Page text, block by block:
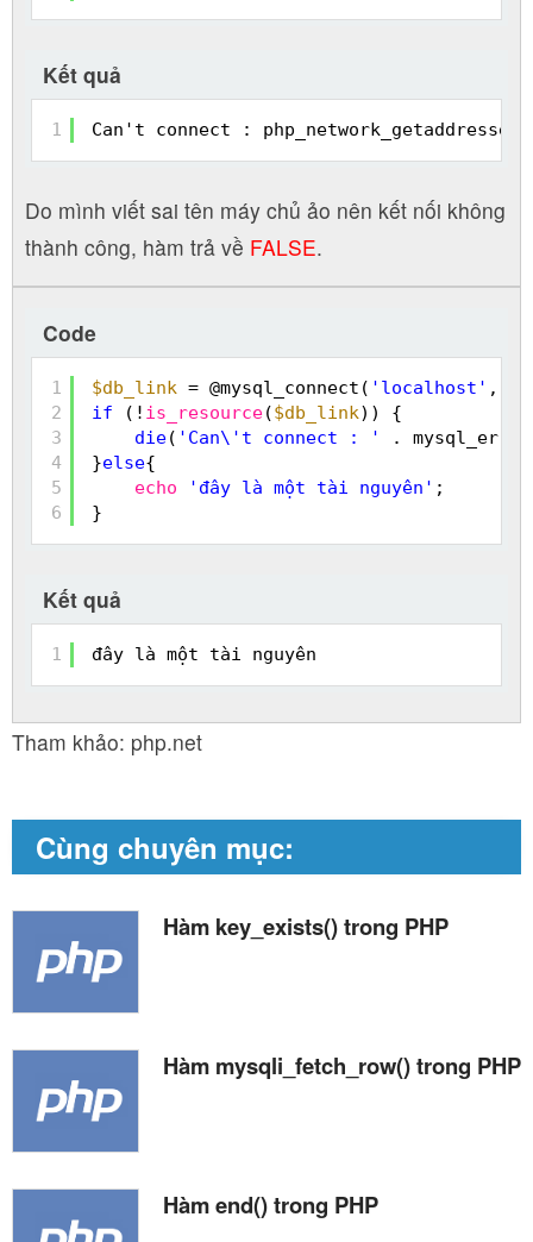
Kết quả
1 Can't connect :
Do mình viết sai tên máy chủ ảo nên kết nối không
thành công, hàm trả về FALSE.
Code
1
2
3
4
5
6
$db_link = @mysql_connect( 'localhost' ,
if
(! is_resource($db_link)) {
die( 'Can\'t connect : '
.
}else{
echo
'đây là một tài nguyên' ;
}
Kết quả
1 đây là một tài nguyên
Tham khảo: php.net
Cùng chuyên mục:
Hàm key_exists() trong PHP
Hàm mysqli_fetch_row() trong PHP
Hàm end() trong PHP